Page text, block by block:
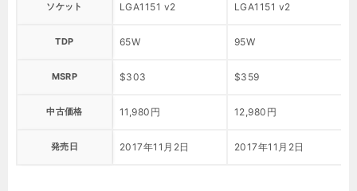
ソケット LGA1151 v2 LGA1151 v2
TDP 65W 95W
MSRP $303 $359
中古価格 11,980円 12,980円
発売日 2017年11月2日 2017年11月2日